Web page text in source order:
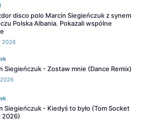
disco polo Marcin Siegieńczuk z synem
Polska Albania. Pokazali wspólne
2026
Siegieńczuk - Zostaw mnie (Dance Remix)
Siegieńczuk - Kiedyś to było (Tom Socket
2026)